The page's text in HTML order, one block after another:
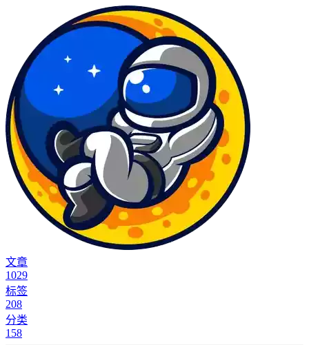
文章
1029
标签
208
分类
158